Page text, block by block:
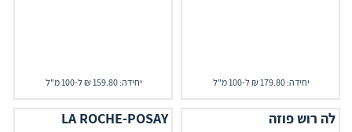
יחידה: 179.80 ₪ ל-100 מ"ל יחידה: 159.80 ₪ ל-100 מ"ל
לה רוש פוזה LA ROCHE-POSAY